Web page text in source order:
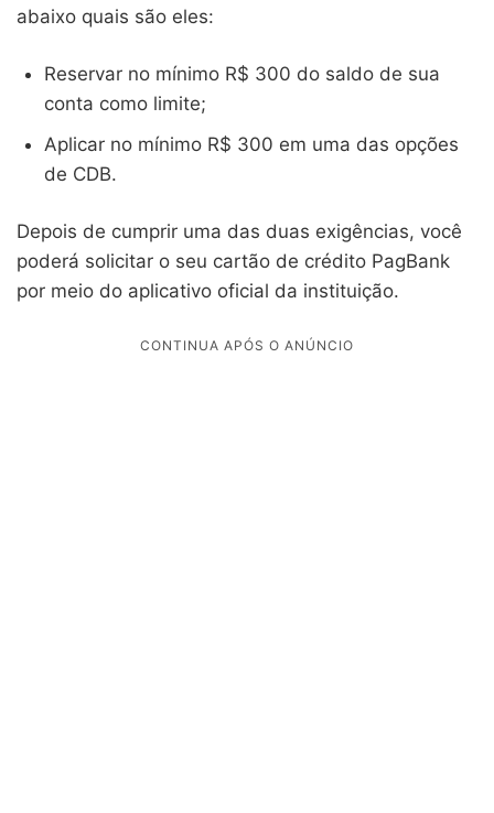
abaixo quais são eles:
Reservar no mínimo R$ 300 do saldo de sua
conta como limite;
Aplicar no mínimo R$ 300 em uma das opções
de CDB.
Depois de cumprir uma das duas exigências, você
poderá solicitar o seu cartão de crédito PagBank
por meio do aplicativo oficial da instituição.